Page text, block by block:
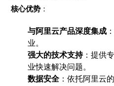
核心优势 ：
与阿里云产品深度集成
业。
强大的技术支持：提供
业快速解决问题。
数据安全 ：依托阿里云